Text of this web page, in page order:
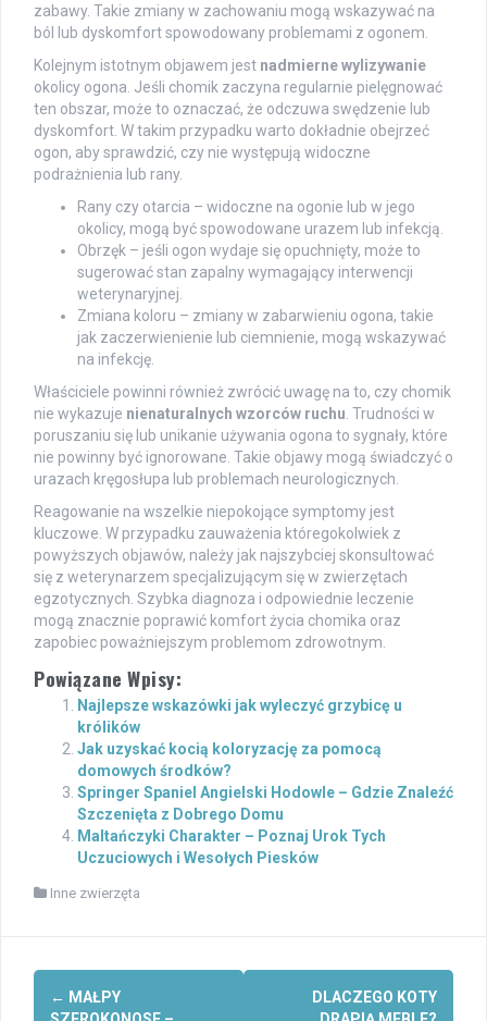
zabawy. Takie zmiany w zachowaniu mogą wskazywać na
ból lub dyskomfort spowodowany problemami z ogonem.
Kolejnym istotnym objawem jest nadmierne wylizywanie
okolicy ogona. Jeśli chomik zaczyna regularnie pielęgnować
ten obszar, może to oznaczać, że odczuwa swędzenie lub
dyskomfort. W takim przypadku warto dokładnie obejrzeć
ogon, aby sprawdzić, czy nie występują widoczne
podrażnienia lub rany.
Rany czy otarcia – widoczne na ogonie lub w jego
okolicy, mogą być spowodowane urazem lub infekcją.
Obrzęk – jeśli ogon wydaje się opuchnięty, może to
sugerować stan zapalny wymagający interwencji
weterynaryjnej.
Zmiana koloru – zmiany w zabarwieniu ogona, takie
jak zaczerwienienie lub ciemnienie, mogą wskazywać
na infekcję.
Właściciele powinni również zwrócić uwagę na to, czy chomik
nie wykazuje nienaturalnych wzorców ruchu. Trudności w
poruszaniu się lub unikanie używania ogona to sygnały, które
nie powinny być ignorowane. Takie objawy mogą świadczyć o
urazach kręgosłupa lub problemach neurologicznych.
Reagowanie na wszelkie niepokojące symptomy jest
kluczowe. W przypadku zauważenia któregokolwiek z
powyższych objawów, należy jak najszybciej skonsultować
się z weterynarzem specjalizującym się w zwierzętach
egzotycznych. Szybka diagnoza i odpowiednie leczenie
mogą znacznie poprawić komfort życia chomika oraz
zapobiec poważniejszym problemom zdrowotnym.
Powiązane Wpisy:
Najlepsze wskazówki jak wyleczyć grzybicę u
królików
Jak uzyskać kocią koloryzację za pomocą
domowych środków?
Springer Spaniel Angielski Hodowle – Gdzie Znaleźć
Szczenięta z Dobrego Domu
Maltańczyki Charakter – Poznaj Urok Tych
Uczuciowych i Wesołych Piesków
Inne zwierzęta
Post
← MAŁPY
DLACZEGO KOTY